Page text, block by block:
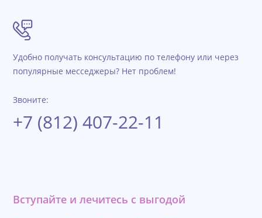
Удобно получать консультацию по телефону или через
популярные месседжеры? Нет проблем!
Звоните:
+7 (812) 407-22-11
Вступайте и лечитесь с выгодой